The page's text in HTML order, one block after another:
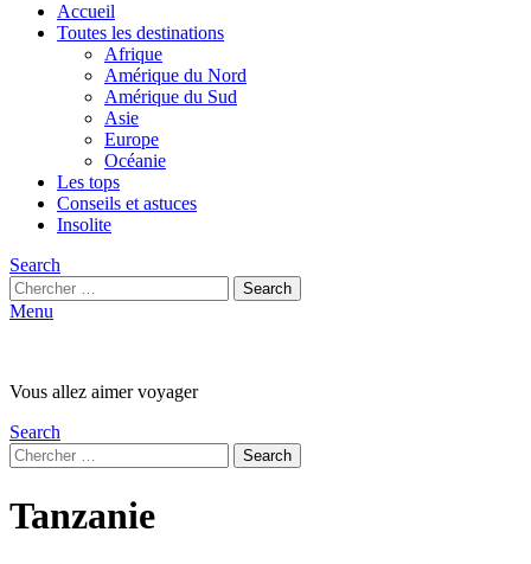
Accueil
Toutes les destinations
Afrique
Amérique du Nord
Amérique du Sud
Asie
Europe
Océanie
Les tops
Conseils et astuces
Insolite
Search
Search
for:
Search
Menu
Vous allez aimer voyager
Search
Search
for:
Search
Tanzanie